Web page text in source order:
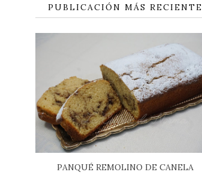
PUBLICACIÓN MÁS RECIENTE
PANQUÉ REMOLINO DE CANELA